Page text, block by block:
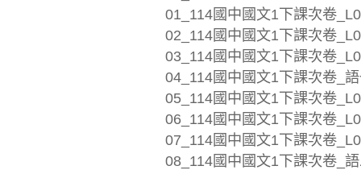
01_114國中國文1下課次卷
02_114國中國文1下課次卷
03_114國中國文1下課次卷
04_114國中國文1下課次卷_
05_114國中國文1下課次卷
06_114國中國文1下課次卷
07_114國中國文1下課次卷
08_114國中國文1下課次卷_